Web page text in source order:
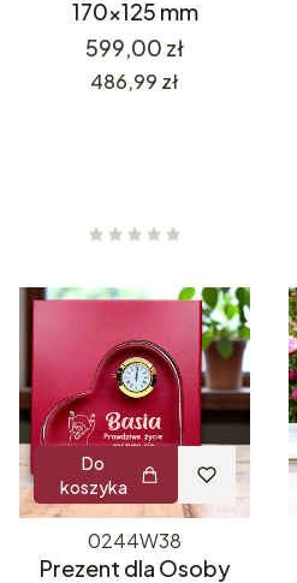
170x125 mm
Cena
599,00 zł
Cena
486,99 zł
Do
koszyka
0244W38
Prezent dla Osoby